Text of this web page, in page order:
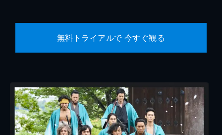
無料トライアルで 今すぐ観る